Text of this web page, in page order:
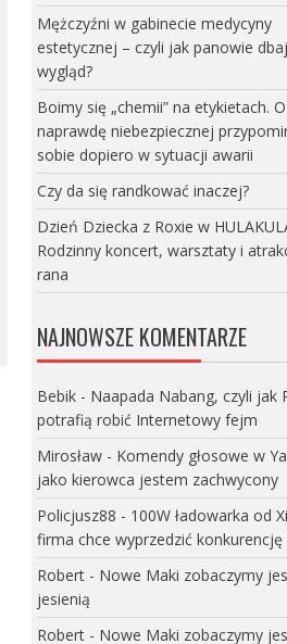
Mężczyźni w gabinecie medycyny
estetycznej – czyli jak panowie
wygląd?
Boimy się „chemii” na etykietach.
naprawdę niebezpiecznej
sobie dopiero w sytuacji awarii
Czy da się randkować inaczej?
Dzień Dziecka z Roxie w
Rodzinny koncert, warsztaty i
rana
NAJNOWSZE KOMENTARZE
Bebik- Naapada Nabang, czyli jak
potrafią robić Internetowy fejm
Mirosław- Komendy głosowe w
jako kierowca jestem zachwycony
Policjusz88 - 100W ładowarka od
firma chce wyprzedzić konkurencję
Robert- Nowe Maki zobaczymy
jesienią
Robert- Nowe Maki zobaczymy